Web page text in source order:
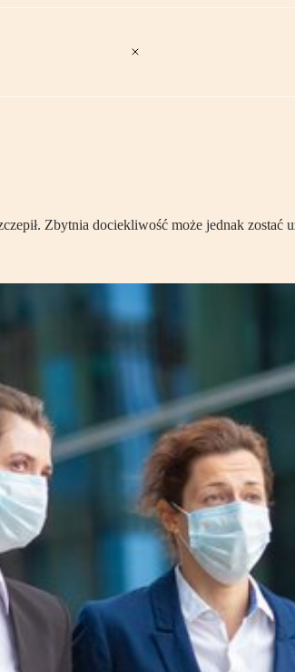
Zbytnia dociekliwość może jednak zostać